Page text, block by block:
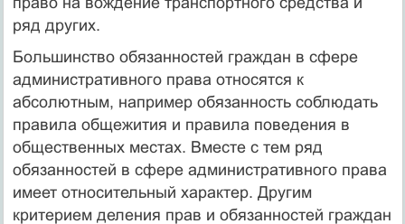
ряд других.
Большинство обязанностей граждан в сфере
административного права относятся к
абсолютным, например обязанность соблюдать
правила общежития и правила поведения в
общественных местах. Вместе с тем ряд
обязанностей в сфере административного права
имеет относительный характер. Другим
критерием деления прав и обязанностей граждан